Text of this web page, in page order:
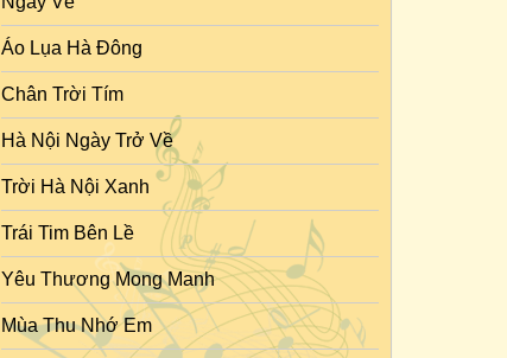
Áo Lụa Hà Đông
Chân Trời Tím
Hà Nội Ngày Trở Về
Trời Hà Nội Xanh
Trái Tim Bên Lề
Yêu Thương Mong Manh
Mùa Thu Nhớ Em